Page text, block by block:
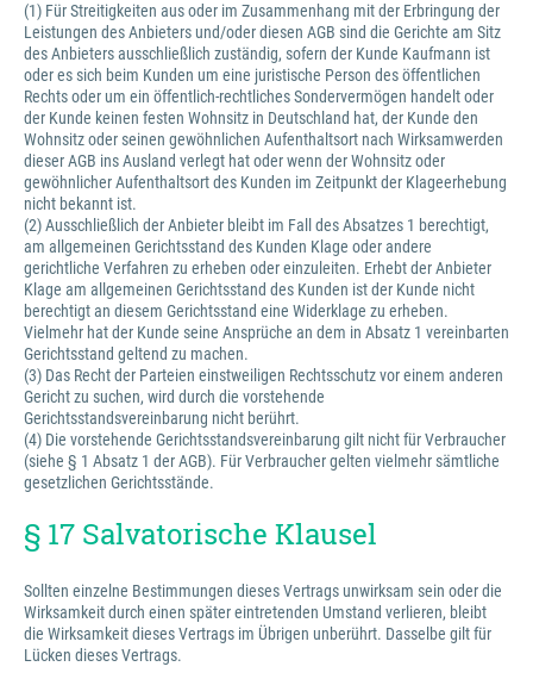
(1) Für Streitigkeiten aus oder im Zusammenhang mit der Erbringung der
Leistungen des Anbieters und/oder diesen AGB sind die Gerichte am Sitz
des Anbieters ausschließlich zuständig, sofern der Kunde Kaufmann ist
oder es sich beim Kunden um eine juristische Person des öffentlichen
Rechts oder um ein öffentlich-rechtliches Sondervermögen handelt oder
der Kunde keinen festen Wohnsitz in Deutschland hat, der Kunde den
Wohnsitz oder seinen gewöhnlichen Aufenthaltsort nach Wirksamwerden
dieser AGB ins Ausland verlegt hat oder wenn der Wohnsitz oder
gewöhnlicher Aufenthaltsort des Kunden im Zeitpunkt der Klageerhebung
nicht bekannt ist.
(2) Ausschließlich der Anbieter bleibt im Fall des Absatzes 1 berechtigt,
am allgemeinen Gerichtsstand des Kunden Klage oder andere
gerichtliche Verfahren zu erheben oder einzuleiten. Erhebt der Anbieter
Klage am allgemeinen Gerichtsstand des Kunden ist der Kunde nicht
berechtigt an diesem Gerichtsstand eine Widerklage zu erheben.
Vielmehr hat der Kunde seine Ansprüche an dem in Absatz 1 vereinbarten
Gerichtsstand geltend zu machen.
(3) Das Recht der Parteien einstweiligen Rechtsschutz vor einem anderen
Gericht zu suchen, wird durch die vorstehende
Gerichtsstandsvereinbarung nicht berührt.
(4) Die vorstehende Gerichtsstandsvereinbarung gilt nicht für Verbraucher
(siehe § 1 Absatz 1 der AGB). Für Verbraucher gelten vielmehr sämtliche
gesetzlichen Gerichtsstände.
§ 17 Salvatorische Klausel
Sollten einzelne Bestimmungen dieses Vertrags unwirksam sein oder die
Wirksamkeit durch einen später eintretenden Umstand verlieren, bleibt
die Wirksamkeit dieses Vertrags im Übrigen unberührt. Dasselbe gilt für
Lücken dieses Vertrags.